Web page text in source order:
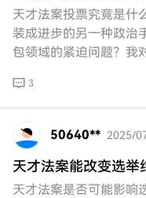
天才法案投票究竟是什
装成进步的另一种政治
包领域的紧迫问题？我
3
50640** 2025/
天才法案能改变选举
天才法案是否可能影响